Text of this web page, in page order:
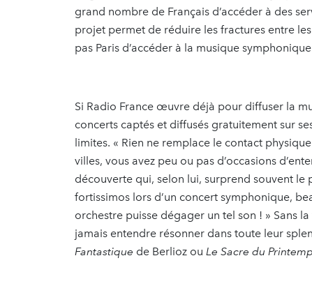
grand nombre de Français d’accéder à des
projet permet de réduire les fractures entre
pas Paris d’accéder à la musique
Si Radio France œuvre déjà pour diffuser la
concerts captés et diffusés gratuitement sur
limites. « Rien ne remplace le contact
villes, vous avez peu ou pas d’occasions
découverte qui, selon lui, surprend souvent
fortissimos lors d’un concert symphonique,
orchestre puisse dégager un tel son ! » Sans
jamais entendre résonner dans toute leur
Fantastique de Berlioz ou Le Sacre du